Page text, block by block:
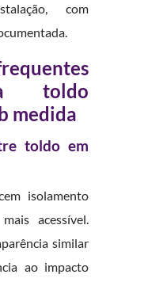
com
toldo
medida
toldo em
isolamento
acessível.
similar
ao impacto